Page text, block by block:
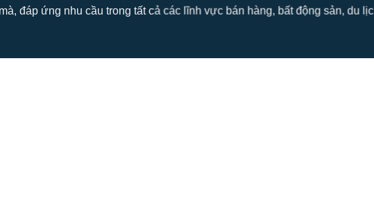
đáp ứng nhu cầu trong tất cả các lĩnh vực bán hàng, bất động sản, du